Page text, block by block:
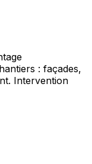
: façades,
Intervention